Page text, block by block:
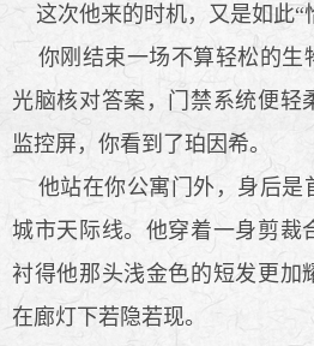
这次他来的时机，又是如此“
你刚结束一场不算轻松的生
光脑核对答案，门禁系统便轻
监控屏，你看到了珀因希。
他站在你公寓门外，身后是
城市天际线。他穿着一身剪裁
衬得他那头浅金色的短发更加
在廊灯下若隐若现。